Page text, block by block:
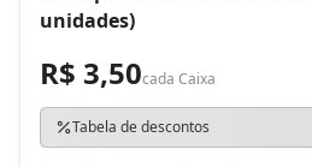
unidades)
R$ 3,50cada Caixa
Tabela de descontos